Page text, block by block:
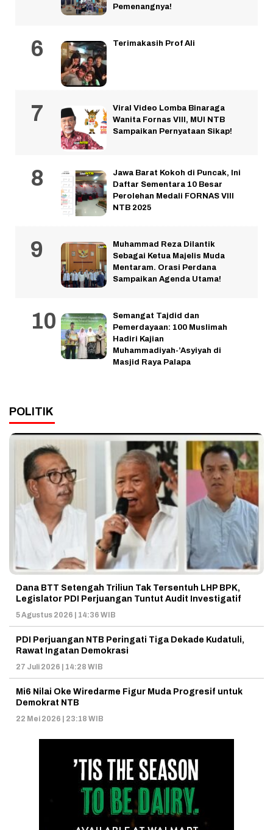
Pemenangnya!
Terimakasih Prof Ali
Viral Video Lomba Binaraga
Wanita Fornas VIII, MUI NTB
Sampaikan Pernyataan Sikap!
Jawa Barat Kokoh di Puncak, Ini
Daftar Sementara 10 Besar
Perolehan Medali FORNAS VIII
NTB 2025
Muhammad Reza Dilantik
Sebagai Ketua Majelis Muda
Mentaram. Orasi Perdana
Sampaikan Agenda Utama!
Semangat Tajdid dan
Pemerdayaan: 100 Muslimah
Hadiri Kajian
Muhammadiyah-’Asyiyah di
Masjid Raya Palapa
POLITIK
Dana BTT Setengah Triliun Tak Tersentuh LHP BPK,
Legislator PDI Perjuangan Tuntut Audit Investigatif
5 Agustus 2026 | 14:36 WIB
PDI Perjuangan NTB Peringati Tiga Dekade Kudatuli,
Rawat Ingatan Demokrasi
27 Juli 2026 | 14:28 WIB
Mi6 Nilai Oke Wiredarme Figur Muda Progresif untuk
Demokrat NTB
22 Mei 2026 | 23:18 WIB